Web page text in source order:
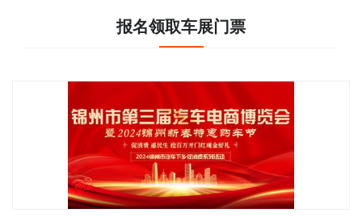
报名领取车展门票